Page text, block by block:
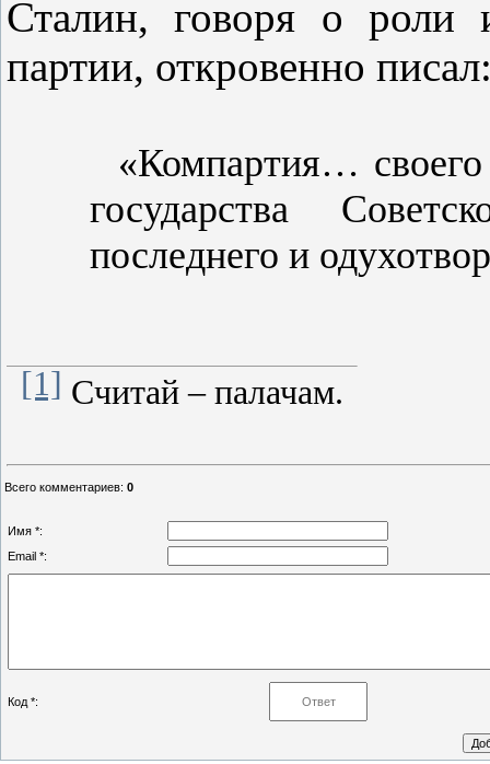
Сталин, говоря о роли
партии, откровенно
«Компартия…
государства
последнего и
[1] Считай – палачам.
Всего комментариев: 0
Имя *:
Email *:
Код *: